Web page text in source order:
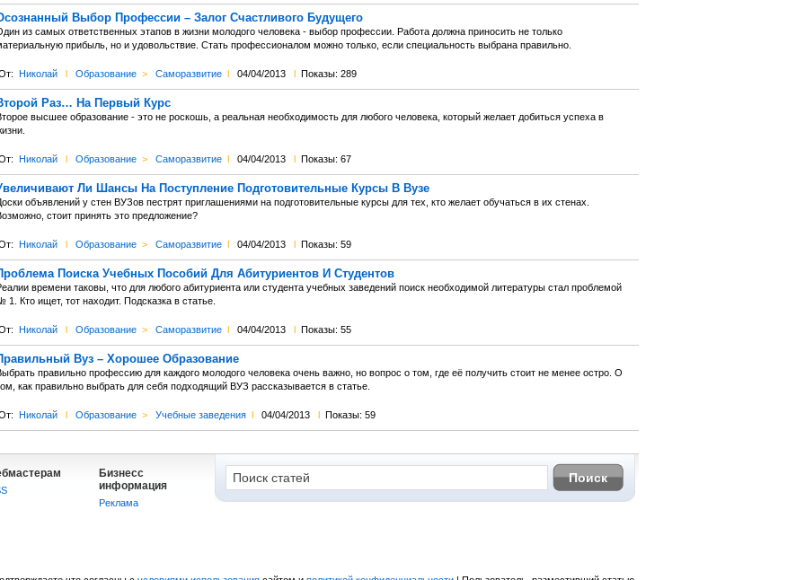
Выбор Профессии – Залог Счастливого Будущего
из самых ответственных этапов в жизни молодого человека - выбор профессии. Работа должна приносить не только
прибыль, но и удовольствие. Стать профессионалом можно только, если специальность выбрана правильно.
Николай l Образование > Саморазвитие l 04/04/2013 l Показы: 289
Раз… На Первый Курс
высшее образование - это не роскошь, а реальная необходимость для любого человека, который желает добиться успеха в
Николай l Образование > Саморазвитие l 04/04/2013 l Показы: 67
Ли Шансы На Поступление Подготовительные Курсы В Вузе
объявлений у стен ВУЗов пестрят приглашениями на подготовительные курсы для тех, кто желает обучаться в их стенах.
стоит принять это предложение?
Николай l Образование > Саморазвитие l 04/04/2013 l Показы: 59
Поиска Учебных Пособий Для Абитуриентов И Студентов
времени таковы, что для любого абитуриента или студента учебных заведений поиск необходимой литературы стал проблемой
1. Кто ищет, тот находит. Подсказка в статье.
Николай l Образование > Саморазвитие l 04/04/2013 l Показы: 55
Вуз – Хорошее Образование
правильно профессию для каждого молодого человека очень важно, но вопрос о том, где её получить стоит не менее остро. О
как правильно выбрать для себя подходящий ВУЗ рассказывается в статье.
Николай l Образование > Учебные заведения l 04/04/2013 l Показы: 59
Бизнесс
информация
Реклама